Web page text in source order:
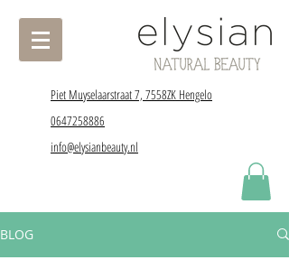
Piet Muyselaarstraat 7, 7558ZK Hengelo
0647258886
info@elysianbeauty.nl
BLOG